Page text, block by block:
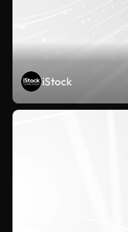
iStock